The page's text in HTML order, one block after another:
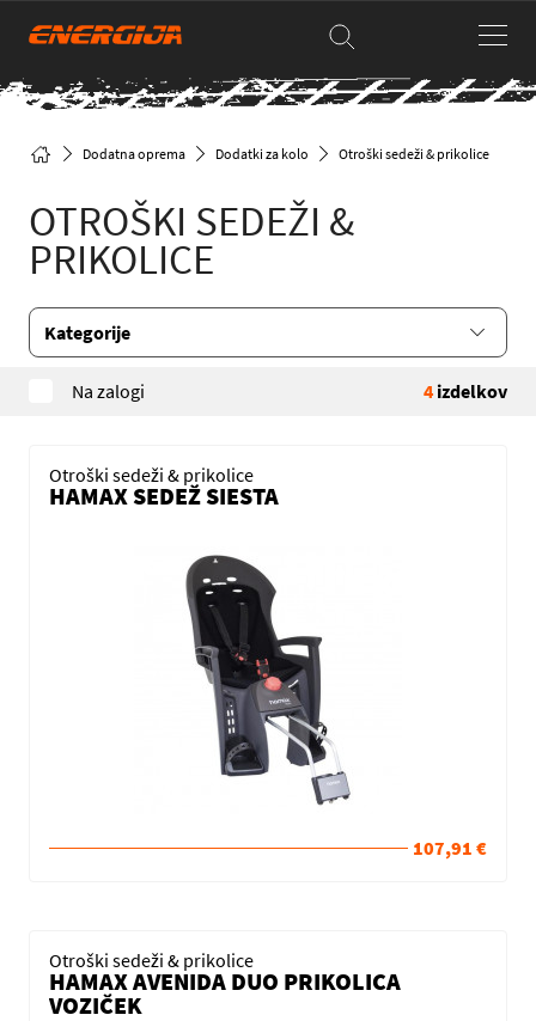
Dodatna oprema Dodatki za kolo Otroški sedeži & prikolice
OTROŠKI SEDEŽI &
PRIKOLICE
Kategorije
Na zalogi 4 izdelkov
Otroški sedeži & prikolice
HAMAX SEDEŽ SIESTA
107,91 €
Otroški sedeži & prikolice
HAMAX AVENIDA DUO PRIKOLICA
VOZIČEK